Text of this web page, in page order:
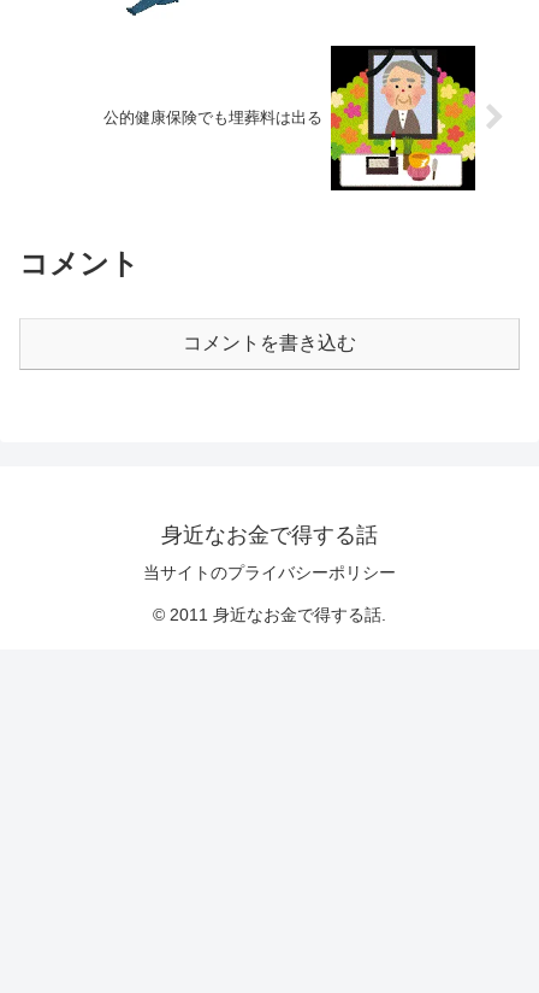
公的健康保険でも埋葬料は出る
コメント
コメントを書き込む
身近なお金で得する話
当サイトのプライバシーポリシー
© 2011 身近なお金で得する話.